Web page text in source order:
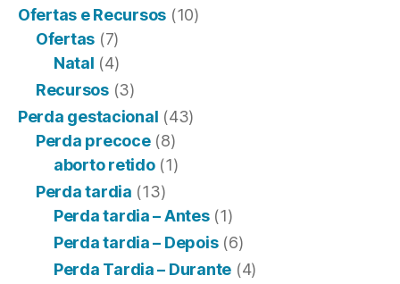
Ofertas e Recursos (10)
Ofertas (7)
Natal (4)
Recursos(3)
Perda gestacional (43)
Perda precoce(8)
aborto retido(1)
Perda tardia (13)
Perda tardia – Antes(1)
Perda tardia – Depois(6)
Perda Tardia – Durante (4)